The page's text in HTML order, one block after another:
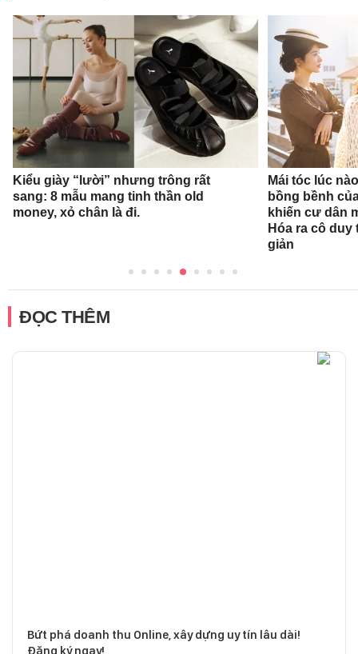
Kiểu giày “lười” nhưng trông rất
sang: 8 mẫu mang tinh thần old
money, xỏ chân là đi.
Mái tóc lúc
bồng bềnh
khiến cư dân
Hóa ra cô
giản
ĐỌC THÊM
Bứt phá doanh thu Online, xây dựng uy tín lâu dài!
Đăng ký ngay!